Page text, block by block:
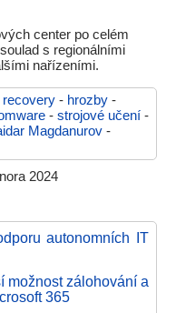
center po celém
s regionálními
nařízeními.
- hrozby -
- strojové učení -
Magdanurov -
2024
autonomních IT
možnost zálohování a
365